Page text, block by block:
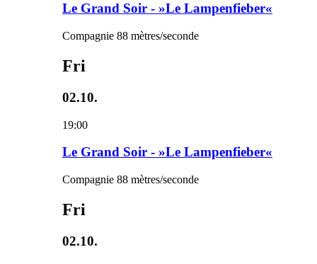
Le Grand Soir - »Le Lampenfieber«
Compagnie 88 mètres/seconde
Fri
02.10.
19:00
Le Grand Soir - »Le Lampenfieber«
Compagnie 88 mètres/seconde
Fri
02.10.